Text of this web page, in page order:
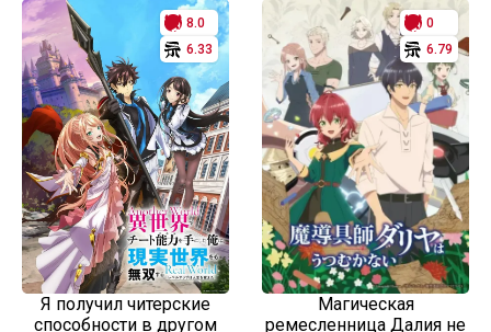
8.0
6.33
Я получил читерские
способности в другом
0
6.79
Магическая
ремесленница Далия не